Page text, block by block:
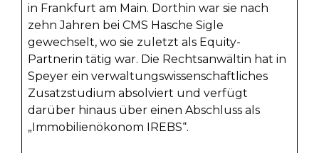
in Frankfurt am Main. Dorthin war sie nach
zehn Jahren bei CMS Hasche Sigle
gewechselt, wo sie zuletzt als Equity-
Partnerin tätig war. Die Rechtsanwältin hat in
Speyer ein verwaltungswissenschaftliches
Zusatzstudium absolviert und verfügt
darüber hinaus über einen Abschluss als
„Immobilienökonom IREBS“.